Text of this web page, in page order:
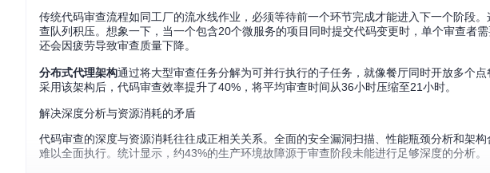
传统代码审查流程如同工厂的流水线作业，必须等待前一个环节完成才能进入下一个阶段
查队列积压。想象一下，当一个包含20个微服务的项目同时提交代码变更时，单个审查者
还会因疲劳导致审查质量下降。
分布式代理架构通过将大型审查任务分解为可并行执行的子任务，就像餐厅同时开放多个
采用该架构后，代码审查效率提升了40%，将平均审查时间从36小时压缩至21小时。
解决深度分析与资源消耗的矛盾
代码审查的深度与资源消耗往往成正相关关系。全面的安全漏洞扫描、性能瓶颈分析和架
难以全面执行。统计显示，约43%的生产环境故障源于审查阶段未能进行足够深度的分析。